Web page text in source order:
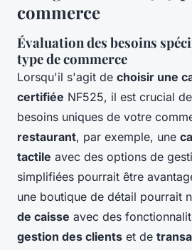
commerce
Évaluation des besoins
type de commerce
Lorsqu'il s'agit de choisir une
certifiée NF525, il est crucial
besoins uniques de votre
restaurant, par exemple, une
tactile avec des options de
simplifiées pourrait être
une boutique de détail pourrait
de caisse avec des
gestion des clients et de